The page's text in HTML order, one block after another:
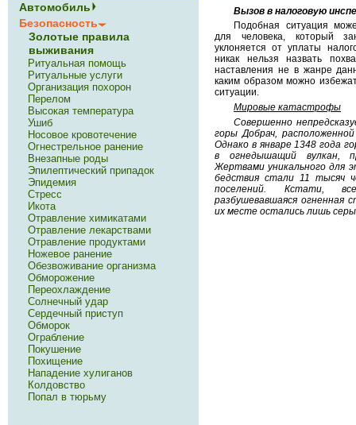
Вызов в налоговую
Подобная ситуация
для человека, который
уклоняется от уплаты
никак нельзя назвать
наставления не в жанре
каким образом можно
ситуации.
Мировые катастрофы
Совершенно
горы Добрач,
Однако в январе 1348 года
в огнедышащий вулкан,
Жертвами уникального для
бедствия стали 11 тысяч
поселений. Кстати,
разбушевавшаяся огненная
их месте остались лишь
Автомобиль
Безопасность
Золотые правила
выживания
Ритуальная помощь
Ритуальные услуги
Организация похорон
Перелом
Высокая температура
Ушиб
Носовое кровотечение
Огнестрельное ранение
Внезапные роды
Эпилептический припадок
Эпидемия
Стресс
Икота
Отравление химикатами
Отравление лекарствами
Отравление продуктами
Ножевое ранение
Обезвоживание организма
Обморожение
Переохлаждение
Солнечный удар
Сердечный приступ
Обморок
Ограбление
Покушение
Похищение
Нападение хулиганов
Колдовство
Попал в тюрьму